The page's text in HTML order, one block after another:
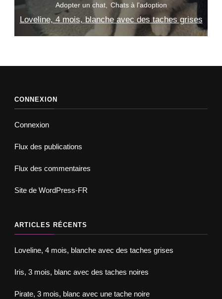
Adopter un chat Chats à l'adoption
Iris, 3 mois, blanc avec des taches noires
CONNEXION
Connexion
Flux des publications
Flux des commentaires
Site de WordPress-FR
ARTICLES RÉCENTS
Loveline, 4 mois, blanche avec des taches grises
Iris, 3 mois, blanc avec des taches noires
Pirate, 3 mois, blanc avec une tache noire